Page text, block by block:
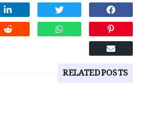
RELATED POSTS